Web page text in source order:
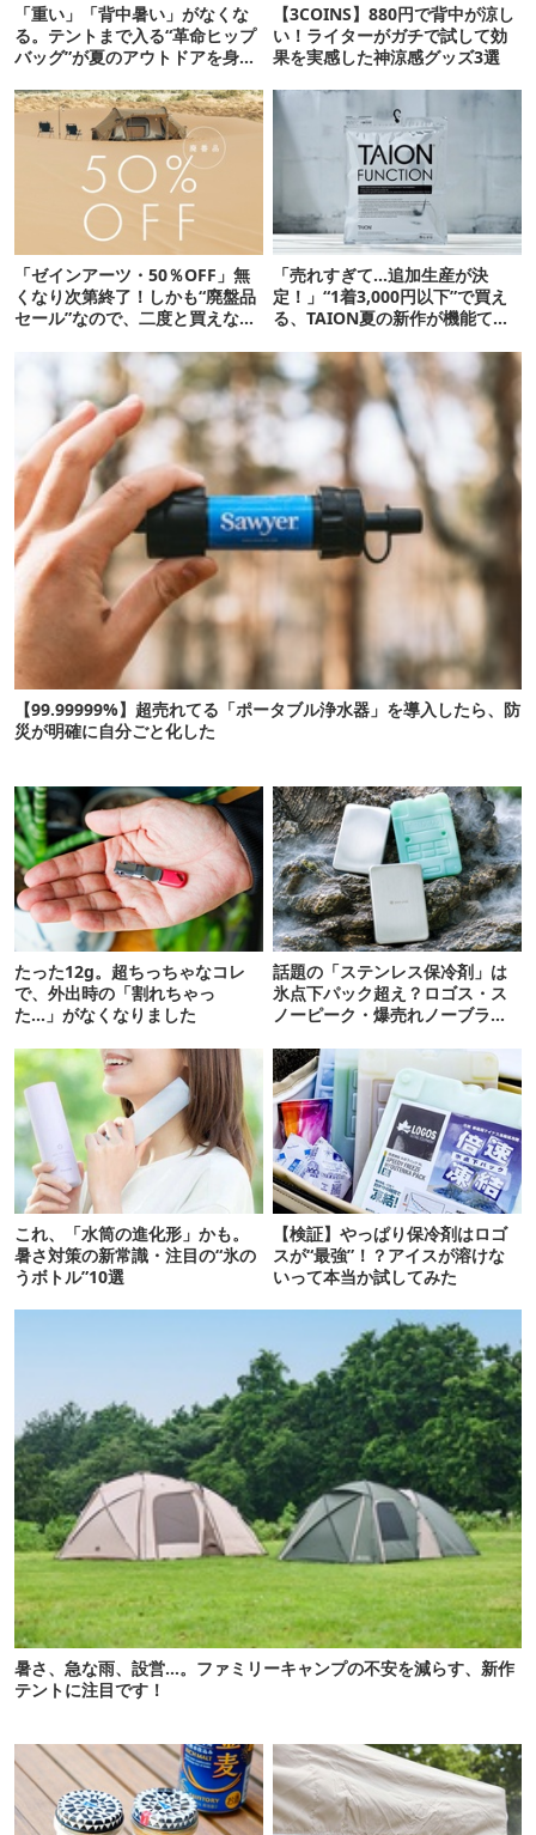
「重い」「背中暑い」がなくな
る。テントまで入る“革命ヒップ
バッグ”が夏のアウトドアを身軽
【3COINS】880円で背中が涼し
い！ライターがガチで試して効
果を実感した神涼感グッズ3選
「ゼインアーツ・50％OFF」無
くなり次第終了！しかも“廃盤品
セール”なので、二度と買えない
「売れすぎて…追加生産が決
定！」“1着3,000円以下”で買え
る、TAION夏の新作が機能てん
【99.99999%】超売れてる「ポータブル浄水器」を導入したら、防
災が明確に自分ごと化した
たった12g。超ちっちゃなコレ
で、外出時の「割れちゃっ
た…」がなくなりました
話題の「ステンレス保冷剤」は
氷点下パック超え？ロゴス・ス
ノーピーク・爆売れノーブラン
これ、「水筒の進化形」かも。
暑さ対策の新常識・注目の“氷の
うボトル”10選
【検証】やっぱり保冷剤はロゴ
スが“最強”！？アイスが溶けな
いって本当か試してみた
暑さ、急な雨、設営…。ファミリーキャンプの不安を減らす、新作
テントに注目です！